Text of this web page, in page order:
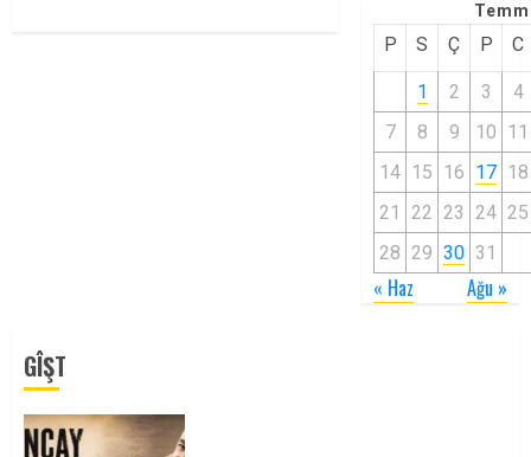
P S Ç P C
1 2 3
4
7
8 9 10 11
14 15 16 17 18
21
22 23 24 25
28 29 30 31
« Haz Ağu »
GÎŞT